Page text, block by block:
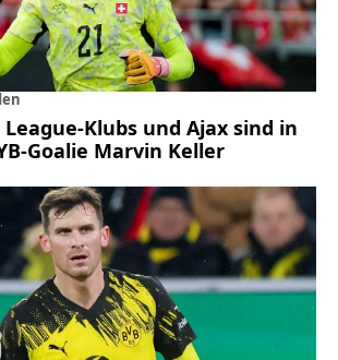
Klubs und Ajax sind in
Goalie Marvin Keller